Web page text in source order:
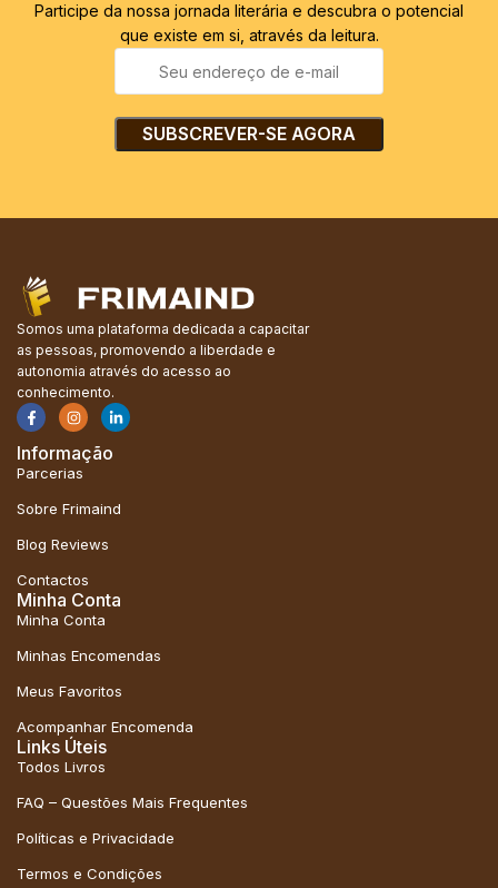
Participe da nossa jornada literária e descubra o potencial
que existe em si, através da leitura.
Somos uma plataforma dedicada a capacitar
as pessoas, promovendo a liberdade e
autonomia através do acesso ao
conhecimento.
Informação
Parcerias
Sobre Frimaind
Blog Reviews
Contactos
Minha Conta
Minha Conta
Minhas Encomendas
Meus Favoritos
Acompanhar Encomenda
Links Úteis
Todos Livros
FAQ – Questões Mais Frequentes
Políticas e Privacidade
Termos e Condições